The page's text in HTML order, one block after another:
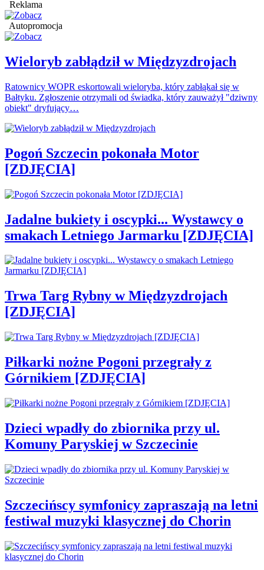
Reklama
Autopromocja
Wieloryb zabłądził w Międzyzdrojach
Ratownicy WOPR eskortowali wieloryba, który zabłąkał się w
Bałtyku. Zgłoszenie otrzymali od świadka, który zauważył "dziwny
obiekt" dryfujący…
Pogoń Szczecin pokonała Motor
[ZDJĘCIA]
Jadalne bukiety i oscypki... Wystawcy o
smakach Letniego Jarmarku [ZDJĘCIA]
Trwa Targ Rybny w Międzyzdrojach
[ZDJĘCIA]
Piłkarki nożne Pogoni przegrały z
Górnikiem [ZDJĘCIA]
Dzieci wpadły do zbiornika przy ul.
Komuny Paryskiej w Szczecinie
Szczecińscy symfonicy zapraszają na letni
festiwal muzyki klasycznej do Chorin